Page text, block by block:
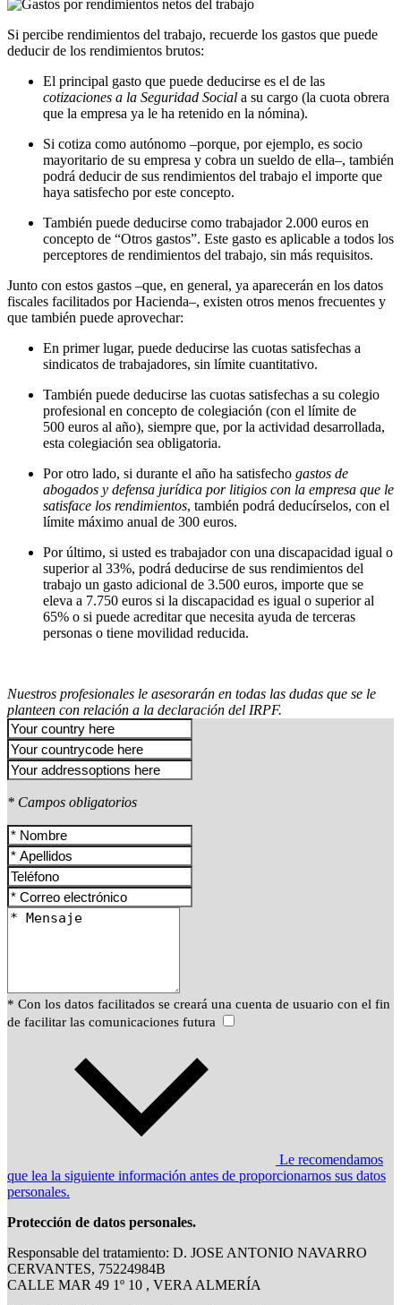
Si percibe rendimientos del trabajo, recuerde los gastos que puede
deducir de los rendimientos brutos:
El principal gasto que puede deducirse es el de las
cotizaciones a la Seguridad Social a su cargo (la cuota obrera
que la empresa ya le ha retenido en la nómina).
Si cotiza como autónomo –porque, por ejemplo, es socio
mayoritario de su empresa y cobra un sueldo de ella–, también
podrá deducir de sus rendimientos del trabajo el importe que
haya satisfecho por este concepto.
También puede deducirse como trabajador 2.000 euros en
concepto de “Otros gastos”. Este gasto es aplicable a todos los
perceptores de rendimientos del trabajo, sin más requisitos.
Junto con estos gastos –que, en general, ya aparecerán en los datos
fiscales facilitados por Hacienda–, existen otros menos frecuentes y
que también puede aprovechar:
En primer lugar, puede deducirse las cuotas satisfechas a
sindicatos de trabajadores, sin límite cuantitativo.
También puede deducirse las cuotas satisfechas a su colegio
profesional en concepto de colegiación (con el límite de
500 euros al año), siempre que, por la actividad desarrollada,
esta colegiación sea obligatoria.
Por otro lado, si durante el año ha satisfecho gastos de
abogados y defensa jurídica por litigios con la empresa que le
satisface los rendimientos, también podrá deducírselos, con el
límite máximo anual de 300 euros.
Por último, si usted es trabajador con una discapacidad igual o
superior al 33%, podrá deducirse de sus rendimientos del
trabajo un gasto adicional de 3.500 euros, importe que se
eleva a 7.750 euros si la discapacidad es igual o superior al
65% o si puede acreditar que necesita ayuda de terceras
personas o tiene movilidad reducida.
Nuestros profesionales le asesorarán en todas las dudas que se le
planteen con relación a la declaración del IRPF.
* Campos obligatorios
* Con los datos facilitados se creará una cuenta de usuario con el fin
de facilitar las comunicaciones futura
Le recomendamos
que lea la siguiente información antes de proporcionarnos sus datos
personales.
Protección de datos personales.
Responsable del tratamiento: D. JOSE ANTONIO NAVARRO
CERVANTES, 75224984B
CALLE MAR 49 1º 10 , VERA ALMERÍA